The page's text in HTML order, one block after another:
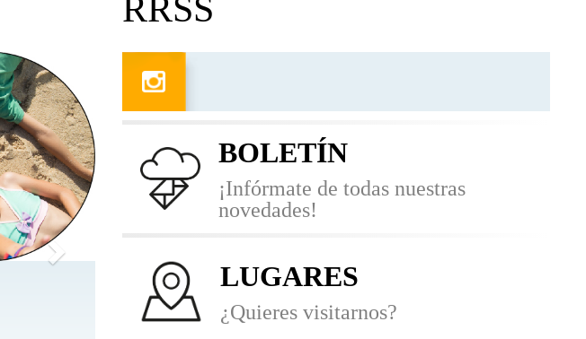
RRSS
BOLETÍN
¡Infórmate de todas nuestras
novedades!
LUGARES
¿Quieres visitarnos?